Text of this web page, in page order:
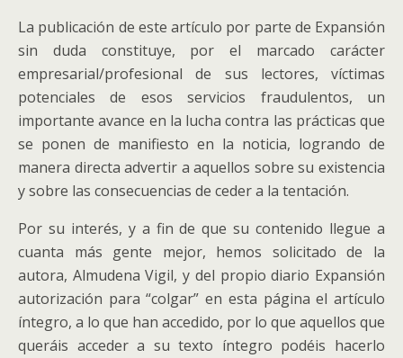
La publicación de este artículo por parte de Expansión
sin duda constituye, por el marcado carácter
empresarial/profesional de sus lectores, víctimas
potenciales de esos servicios fraudulentos, un
importante avance en la lucha contra las prácticas que
se ponen de manifiesto en la noticia, logrando de
manera directa advertir a aquellos sobre su existencia
y sobre las consecuencias de ceder a la tentación.
Por su interés, y a fin de que su contenido llegue a
cuanta más gente mejor, hemos solicitado de la
autora, Almudena Vigil, y del propio diario Expansión
autorización para “colgar” en esta página el artículo
íntegro, a lo que han accedido, por lo que aquellos que
queráis acceder a su texto íntegro podéis hacerlo